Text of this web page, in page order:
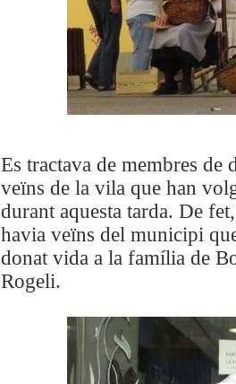
Es tractava de membres
veïns de la vila que han
durant aquesta tarda. De
havia veïns del municipi
donat vida a la família de
Rogeli.